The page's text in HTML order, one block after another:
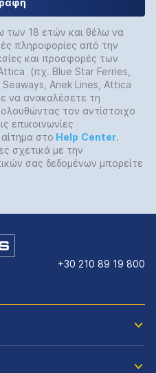
των 18 ετών και θέλω να
πληροφορίες από την
και προσφορές των
(πχ. Blue Star Ferries,
Anek Lines, Attica
να ανακαλέσετε τη
τον αντίστοιχο
επικοινωνίες
στο Help Center.
σχετικά με την
σας δεδομένων μπορείτε
+30 210 89 19 800